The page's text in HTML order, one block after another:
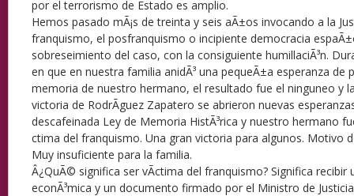
por el terrorismo de Estado es amplio.
Hemos pasado mÃ¡s de treinta y seis aÃ±os invocando a la
franquismo, el posfranquismo o incipiente democracia
sobreseimiento del caso, con la consiguiente humillaciÃ³n.
en que en nuestra familia anidÃ³ una pequeÃ±a esperanza de
memoria de nuestro hermano, el resultado fue el ninguneo y
victoria de RodrÃ­guez Zapatero se abrieron nuevas
descafeinada Ley de Memoria HistÃ³rica y nuestro hermano
ctima del franquismo. Una gran victoria para algunos. Motivo
Muy insuficiente para la familia.
Â¿QuÃ© significa ser vÃ­ctima del franquismo? Significa recibir
econÃ³mica y un documento firmado por el Ministro de